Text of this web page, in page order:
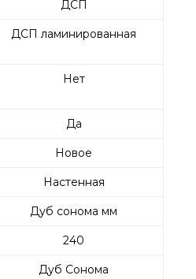
ДСП
ДСП ламинированная
Нет
Да
Новое
Настенная
Дуб сонома мм
240
Дуб Сонома